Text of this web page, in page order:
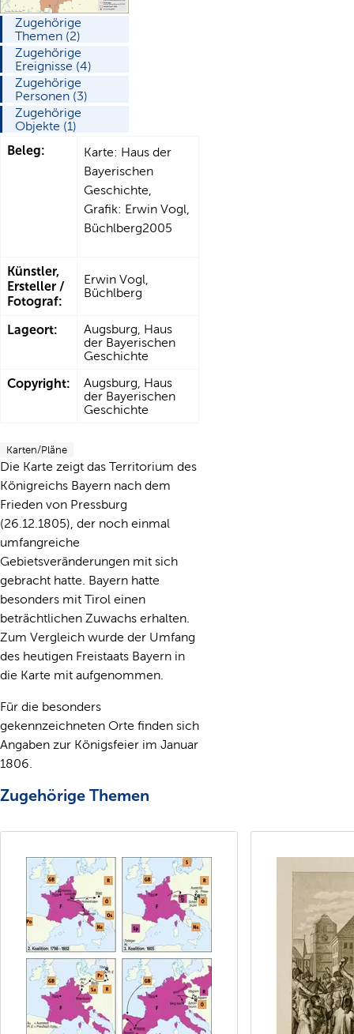
Zugehörige
Themen (2)
Zugehörige
Ereignisse (4)
Zugehörige
Personen (3)
Zugehörige
Objekte (1)
Beleg:
Karte: Haus der
Bayerischen
Geschichte,
Grafik: Erwin Vogl,
Büchlberg2005
Künstler,
Ersteller /
Fotograf:
Erwin Vogl,
Büchlberg
Lageort:
Augsburg, Haus
der Bayerischen
Geschichte
Copyright:
Augsburg, Haus
der Bayerischen
Geschichte
Karten/Pläne
Die Karte zeigt das Territorium des
Königreichs Bayern nach dem
Frieden von Pressburg
(26.12.1805), der noch einmal
umfangreiche
Gebietsveränderungen mit sich
gebracht hatte. Bayern hatte
besonders mit Tirol einen
beträchtlichen Zuwachs erhalten.
Zum Vergleich wurde der Umfang
des heutigen Freistaats Bayern in
die Karte mit aufgenommen.
Für die besonders
gekennzeichneten Orte finden sich
Angaben zur Königsfeier im Januar
1806.
Zugehörige Themen